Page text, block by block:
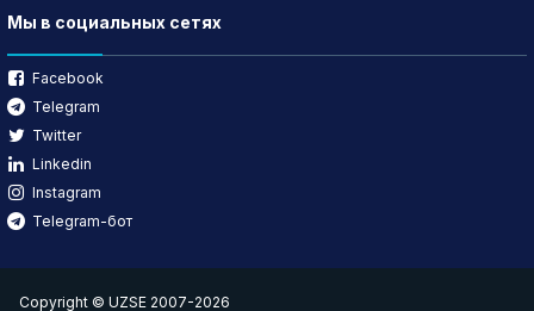
Мы в социальных сетях
Facebook
Telegram
Twitter
Linkedin
Instagram
Telegram-бот
Copyright © UZSE 2007-2026